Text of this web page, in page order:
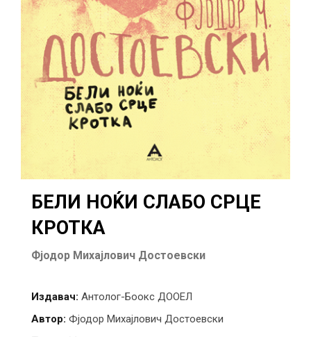
БЕЛИ НОЌИ СЛАБО СРЦЕ
КРОТКА
Фјодор Михајлович Достоевски
Издавач: Антолог-Боокс ДООЕЛ
Автор: Фјодор Михајлович Достоевски